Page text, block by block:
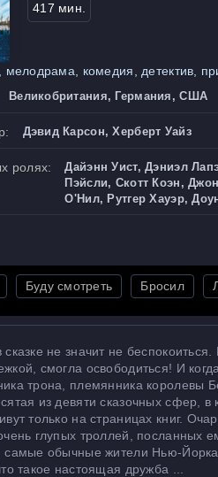
417 мин.
мелодрама, комедия, детектив,
Великобритания, Германия, США
Дэвид Карсон, Херберт Уайз
ролях:
Дайэнн Уист, Дэниэл
Пэйсли, Скотт Коэн,
О'Нил, Рутгер Хауэр,
Буду смотреть Бросил
не значит не
смогла освободиться! И
трона, племянника королевы
из девяти сказочных сфер, в
только на страницах книг.
глупых троллей, посланных
самые обычные жители Нью-
такое настоящая дружба ...